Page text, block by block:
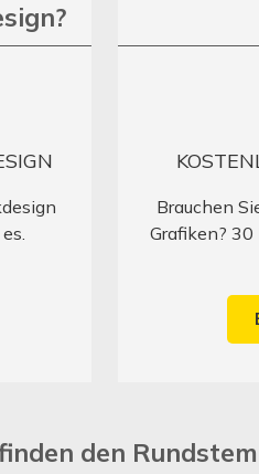
Brauchen
Grafiken?
den